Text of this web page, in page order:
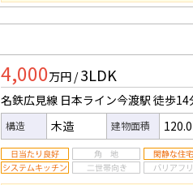
4,000万円 / 3LDK
名鉄広見線 日本ライン今渡駅 徒歩14
構造 木造 建物面積